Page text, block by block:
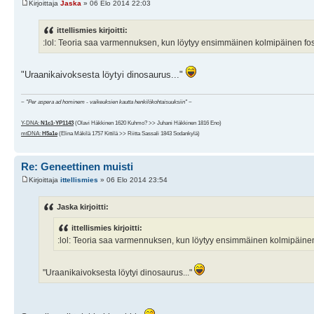
Kirjoittaja Jaska » 06 Elo 2014 22:03
ittellismies kirjoitti:
:lol: Teoria saa varmennuksen, kun löytyy ensimmäinen kolmipäinen
"Uraanikaivoksesta löytyi dinosaurus..."
~ "Per aspera ad hominem - vaikeuksien kautta henkilökohtaisuuksiin" ~
Y-DNA: N1c1-YP1143 (Olavi Häkkinen 1620 Kuhmo? >> Juhani Häkkinen 1816 Eno)
mtDNA: H5a1e (Elina Mäkilä 1757 Kittilä >> Riitta Sassali 1843 Sodankylä)
Re: Geneettinen muisti
Kirjoittaja ittellismies » 06 Elo 2014 23:54
Jaska kirjoitti:
ittellismies kirjoitti:
:lol: Teoria saa varmennuksen, kun löytyy ensimmäinen
"Uraanikaivoksesta löytyi dinosaurus..."